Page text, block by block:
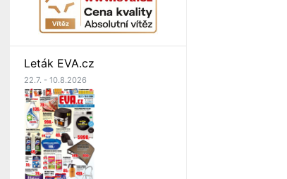
Leták EVA.cz
22.7. - 10.8.2026